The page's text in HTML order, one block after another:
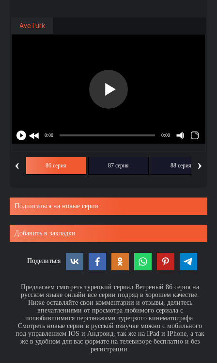
AveTurk
‹ 86 серия 87 серия 88 серия ›
Подписаться на новые серии
Добавить в закладки
Поделиться
Предлагаем смотреть турецкий сериал Ветреный 86 серия на
русском языке онлайн все серии подряд в хорошем качестве.
Ниже оставляйте свои комментарии и отзывы, делитесь
впечатлениями от просмотра любимого сериала с
полюбившимися персонажами турецкого кинематографа.
Смотреть новые серии в русской озвучке можно с мобильного
под управлением IOS и Андроид, так же на IPad и IPhone, а так
же в удобном для вас формате на телевизоре бесплатно и без
регистрации.